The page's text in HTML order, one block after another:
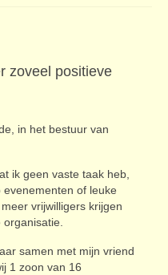
zoveel positieve
in het bestuur van
ik geen vaste taak heb,
of leuke
vrijwilligers krijgen
samen met mijn vriend
1 zoon van 16